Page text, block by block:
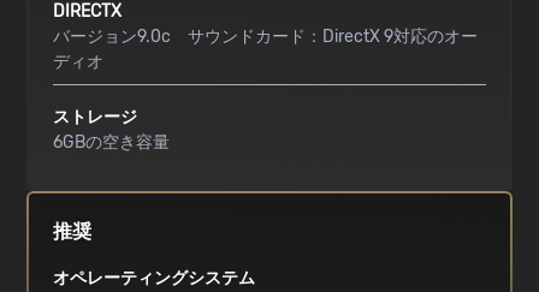
DIRECTX
バージョン9.0c サウンドカード：DirectX 9対応のオー
ディオ
ストレージ
6GBの空き容量
推奨
オペレーティングシステム